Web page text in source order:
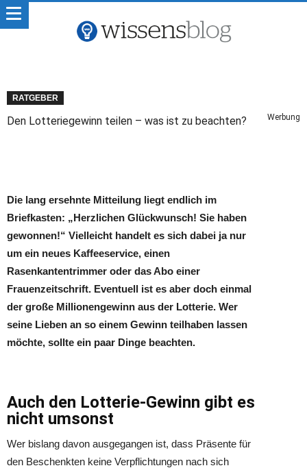
RATGEBER
Den Lotteriegewinn teilen – was ist zu beachten? Werbung
Die lang ersehnte Mitteilung liegt endlich im
Briefkasten: „Herzlichen Glückwunsch! Sie haben
gewonnen!“ Vielleicht handelt es sich dabei ja nur
um ein neues Kaffeeservice, einen
Rasenkantentrimmer oder das Abo einer
Frauenzeitschrift. Eventuell ist es aber doch einmal
der große Millionengewinn aus der Lotterie. Wer
seine Lieben an so einem Gewinn teilhaben lassen
möchte, sollte ein paar Dinge beachten.
Auch den Lotterie-Gewinn gibt es
nicht umsonst
Wer bislang davon ausgegangen ist, dass Präsente für
den Beschenkten keine Verpflichtungen nach sich